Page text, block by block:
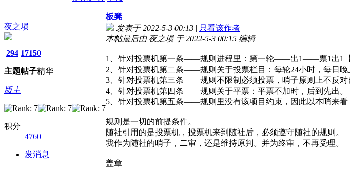
夜之埙
294
主题
1715
帖子
0
精华
版主
积分
4760
发消息
板凳
发表于 2022-5-3 00:13 | 只看该作者
本帖最后由 夜之埙 于 2022-5-3 00:15 编辑
1、针对投票机第一条——规则进程里：第一轮——出1——票1出1【
2、针对投票机第二条——规则关于投票栏目：每轮24小时，每日
3、针对投票机第三条——规则不限制必须投票，哨子原则上不反对
4、针对投票机第四条——规则关于平票：平票不加时，后到先出。
5、针对投票机第五条——规则里没有该项目约束，因此以本哨来看
规则是一切的前提条件。
随社引用的是投票机，投票机来到随社后，必须遵守随社的规则。
我作为随社的哨子，二审，还是维持原判。并为终审，不再受理。
盖章